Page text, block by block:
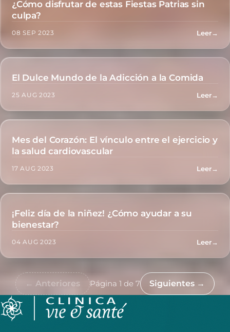
NUTRICIÓN
¿Cómo disfrutar de estas Fiestas Patrias sin
culpa?
08 SEP 2023 Leer→
NUTRICIÓN
El Dulce Mundo de la Adicción a la Comida
25 AUG 2023 Leer→
ACTIVIDAD FÍSICA
Mes del Corazón: El vínculo entre el ejercicio y
la salud cardiovascular
17 AUG 2023 Leer→
NOTICIAS
¡Feliz día de la niñez! ¿Cómo ayudar a su
bienestar?
04 AUG 2023 Leer→
← Anteriores Página 1 de 7 Siguientes →